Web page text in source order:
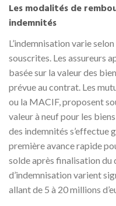
Les modalités de
indemnités
L’indemnisation varie
souscrites. Les assureurs
basée sur la valeur des
prévue au contrat. Les
ou la MACIF, proposent
valeur à neuf pour les
des indemnités s’effectue
première avance rapide
solde après finalisation du
d’indemnisation varient
allant de 5 à 20 millions